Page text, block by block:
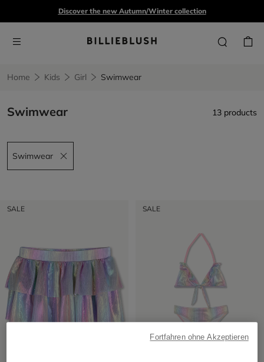
Discover the new Autumn/Winter collection
Home Kids Girl Swimwear
Swimwear 13 products
Swimwear
Remove filter Swimwear
SALE SALE
Fortfahren ohne Akzeptieren